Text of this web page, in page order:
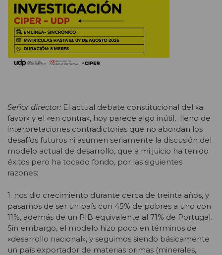
Señor director: El actual debate constitucional del «a
favor» y el «en contra», hoy parece algo inútil, lleno de
interpretaciones contradictorias que no abordan los
desafíos futuros ni asumen seriamente la discusión del
modelo actual de desarrollo, que a mi juicio ha tenido
éxitos pero ha tocado fondo, por las siguientes
razones:
1. nos dio crecimiento durante cerca de treinta años, y
pasamos de ser un país con 45% de pobres a uno con
11%, además de un PIB equivalente al 71% de Portugal.
Sin embargo, el modelo hizo poco en términos de
«desarrollo nacional», y seguimos siendo básicamente
un país exportador de materias primas (minerales,